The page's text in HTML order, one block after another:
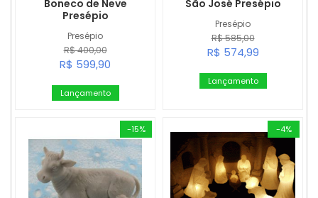
Presépio
Boneco de Neve
Presépio
R$ 400,00
R$ 599,90
Lançamento
Presépio
São José Presépio
R$ 585,00
R$ 574,99
Lançamento
-15% -4%